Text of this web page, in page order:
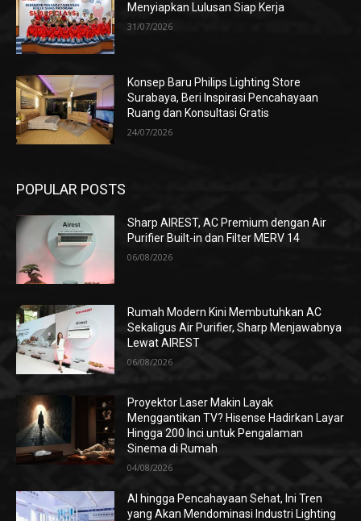
Menyiapkan Lulusan Siap Kerja
31/07/2026
Konsep Baru Philips Lighting Store
Surabaya, Beri Inspirasi Pencahayaan
Ruang dan Konsultasi Gratis
24/07/2026
POPULAR POSTS
Sharp AIREST, AC Premium dengan Air
Purifier Built-in dan Filter MERV 14
06/08/2026
Rumah Modern Kini Membutuhkan AC
Sekaligus Air Purifier, Sharp Menjawabnya
Lewat AIREST
06/08/2026
Proyektor Laser Makin Layak
Menggantikan TV? Hisense Hadirkan Layar
Hingga 200 Inci untuk Pengalaman
Sinema di Rumah
04/08/2026
AI hingga Pencahayaan Sehat, Ini Tren
yang Akan Mendominasi Industri Lighting